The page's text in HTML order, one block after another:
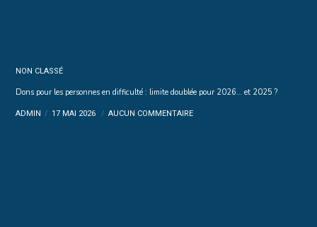
NON CLASSÉ
Dons pour les personnes en difficulté : limite doublée pour 2026… et 2025 ?
ADMIN 17 MAI 2026 AUCUN COMMENTAIRE